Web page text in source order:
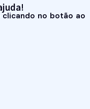
no botão ao